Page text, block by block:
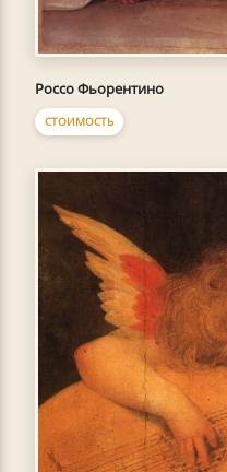
Россо Фьорентино
СТОИМОСТЬ